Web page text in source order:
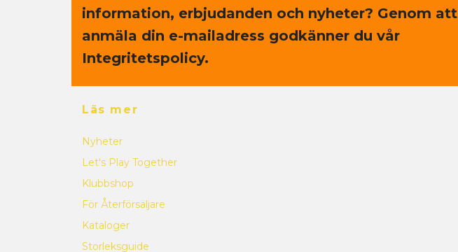
information, erbjudanden och nyheter? Genom att
anmäla din e-mailadress godkänner du vår
Integritetspolicy.
Läs mer
Nyheter
Let's Play Together
Klubbshop
För Återförsäljare
Kataloger
Storleksguide